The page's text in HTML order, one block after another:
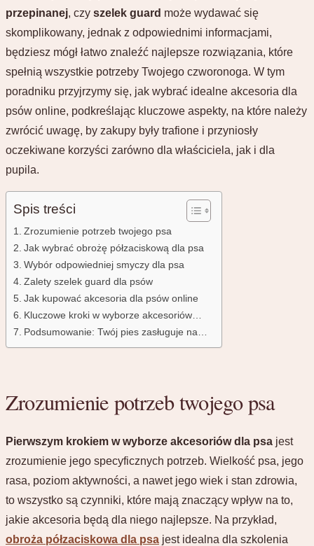
przepinanej, czy szelek guard może wydawać się
skomplikowany, jednak z odpowiednimi informacjami,
będziesz mógł łatwo znaleźć najlepsze rozwiązania, które
spełnią wszystkie potrzeby Twojego czworonoga. W tym
poradniku przyjrzymy się, jak wybrać idealne akcesoria dla
psów online, podkreślając kluczowe aspekty, na które należy
zwrócić uwagę, by zakupy były trafione i przyniosły
oczekiwane korzyści zarówno dla właściciela, jak i dla
pupila.
Spis treści
Zrozumienie potrzeb twojego psa
Jak wybrać obrożę półzaciskową dla psa
Wybór odpowiedniej smyczy dla psa
Zalety szelek guard dla psów
Jak kupować akcesoria dla psów online
Kluczowe kroki w wyborze akcesoriów…
Podsumowanie: Twój pies zasługuje na…
Zrozumienie potrzeb twojego psa
Pierwszym krokiem w wyborze akcesoriów dla psa jest
zrozumienie jego specyficznych potrzeb. Wielkość psa, jego
rasa, poziom aktywności, a nawet jego wiek i stan zdrowia,
to wszystko są czynniki, które mają znaczący wpływ na to,
jakie akcesoria będą dla niego najlepsze. Na przykład,
obroża półzaciskowa dla psa jest idealna dla szkolenia